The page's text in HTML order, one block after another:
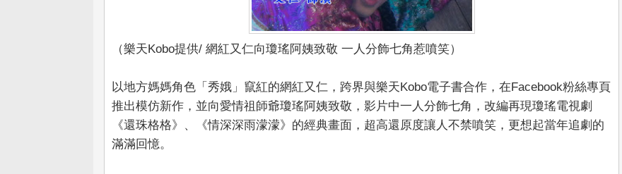
（樂天Kobo提供/ 網紅又仁向瓊瑤阿姨致敬 一人分飾七角惹噴笑）
以地方媽媽角色「秀娥」竄紅的網紅又仁，跨界與樂天Kobo電子書合作，在Facebook粉絲專頁
推出模仿新作，並向愛情祖師爺瓊瑤阿姨致敬，影片中一人分飾七角，改編再現瓊瑤電視劇
《還珠格格》、《情深深雨濛濛》的經典畫面，超高還原度讓人不禁噴笑，更想起當年追劇的
滿滿回憶。